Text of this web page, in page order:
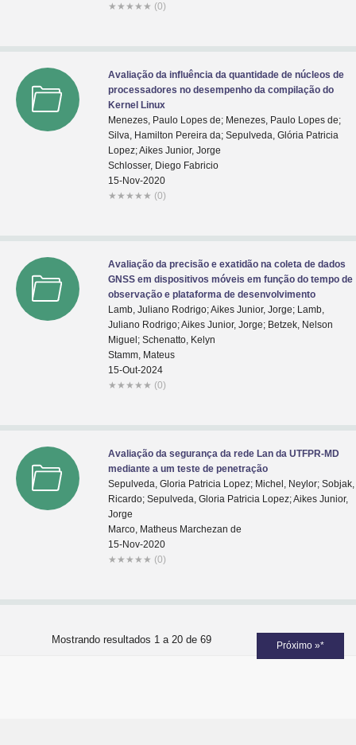
★ ★ ★ ★ ★ (0)
Avaliação da influência da quantidade de núcleos de
processadores no desempenho da compilação do
Kernel Linux
Menezes, Paulo Lopes de; Menezes, Paulo Lopes de;
Silva, Hamilton Pereira da; Sepulveda, Glória Patricia
Lopez; Aikes Junior, Jorge
Schlosser, Diego Fabricio
15-Nov-2020
★ ★ ★ ★ ★ (0)
Avaliação da precisão e exatidão na coleta de dados
GNSS em dispositivos móveis em função do tempo de
observação e plataforma de desenvolvimento
Lamb, Juliano Rodrigo; Aikes Junior, Jorge; Lamb,
Juliano Rodrigo; Aikes Junior, Jorge; Betzek, Nelson
Miguel; Schenatto, Kelyn
Stamm, Mateus
15-Out-2024
★ ★ ★ ★ ★ (0)
Avaliação da segurança da rede Lan da UTFPR-MD
mediante a um teste de penetração
Sepulveda, Gloria Patricia Lopez; Michel, Neylor; Sobjak,
Ricardo; Sepulveda, Gloria Patricia Lopez; Aikes Junior,
Jorge
Marco, Matheus Marchezan de
15-Nov-2020
★ ★ ★ ★ ★ (0)
Mostrando resultados 1 a 20 de 69 Próximo »*